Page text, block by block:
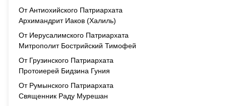
От Антиохийского Патриархата
Архимандрит Иаков (Халиль)
От Иерусалимского Патриархата
Митрополит Бострийский Тимофей
От Грузинского Патриархата
Протоиерей Бидзина Гуния
От Румынского Патриархата
Священник Раду Мурешан